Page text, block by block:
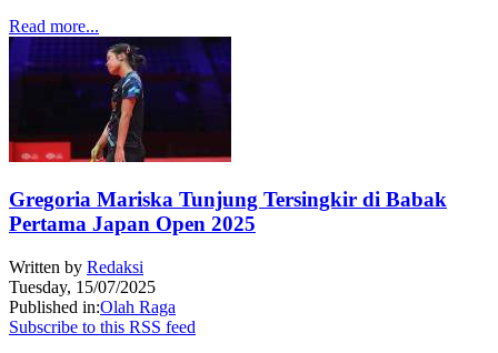
Read more...
Gregoria Mariska Tunjung Tersingkir di Babak
Pertama Japan Open 2025
Written by Redaksi
Tuesday, 15/07/2025
Published in:Olah Raga
Subscribe to this RSS feed